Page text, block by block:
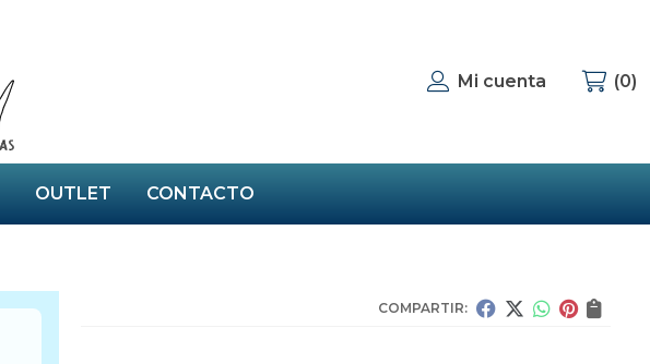
Mi cuenta 0
OUTLET CONTACTO
COMPARTIR: